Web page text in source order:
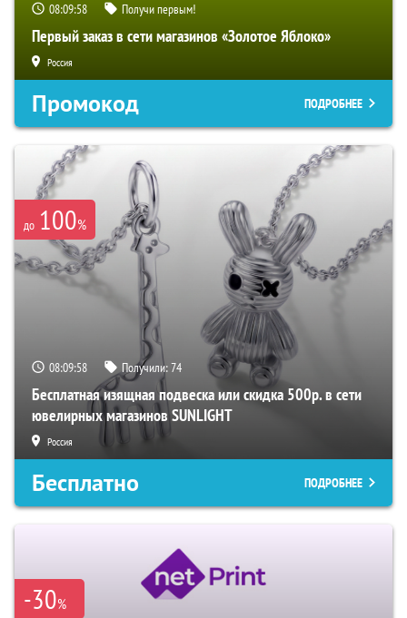
08:09:57 Получи первым!
Первый заказ в сети магазинов «Золотое Яблоко»
Россия
Промокод ПОДРОБНЕЕ
до 100%
08:09:57 Получили:74
Бесплатная изящная подвеска или скидка 500р. в сети
ювелирных магазинов SUNLIGHT
Россия
Бесплатно ПОДРОБНЕЕ
-30%